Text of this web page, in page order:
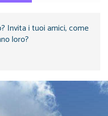
Invita i tuoi amici, come
loro?